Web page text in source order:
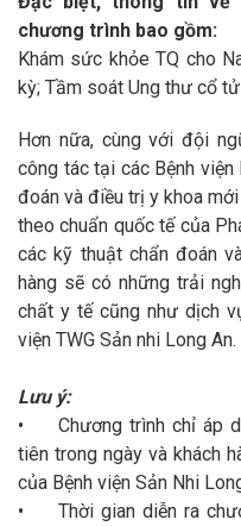
chương trình bao gồm:
Khám sức khỏe TQ cho
kỳ; Tầm soát Ung thư cổ
Hơn nữa, cùng với đội
công tác tại các Bệnh viện
đoán và điều trị y khoa
theo chuẩn quốc tế của
các kỹ thuật chẩn đoán
hàng sẽ có những trải
chất y tế cũng như dịch
viện TWG Sản nhi Long An.
Lưu ý:
•
Chương trình chỉ áp
tiên trong ngày và khách
của Bệnh viện Sản Nhi
•
Thời gian diễn ra